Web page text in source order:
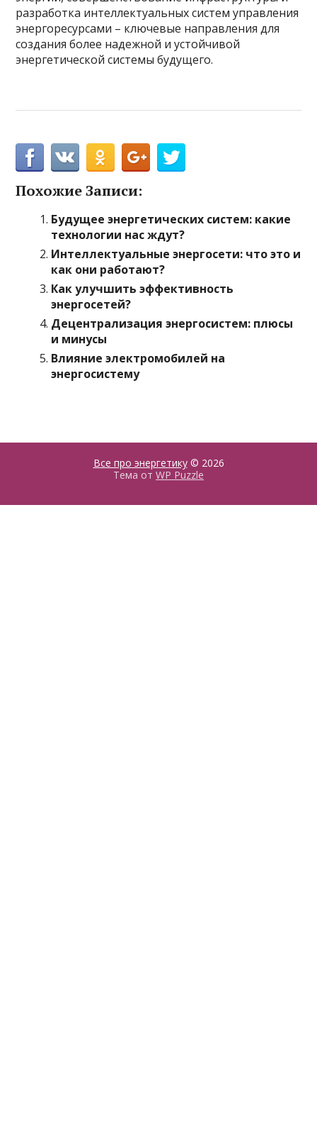
разработка интеллектуальных систем управления
энергоресурсами – ключевые направления для
создания более надежной и устойчивой
энергетической системы будущего.
Похожие Записи:
Будущее энергетических систем: какие
технологии нас ждут?
Интеллектуальные энергосети: что это и
как они работают?
Как улучшить эффективность
энергосетей?
Децентрализация энергосистем: плюсы
и минусы
Влияние электромобилей на
энергосистему
Все про энергетику© 2026
Тема от WP Puzzle